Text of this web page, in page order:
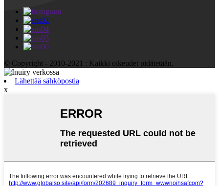
© Copyright - 2010-2021 : Kaikki oikeudet pidätetään.
Lähettää sähköpostia
x